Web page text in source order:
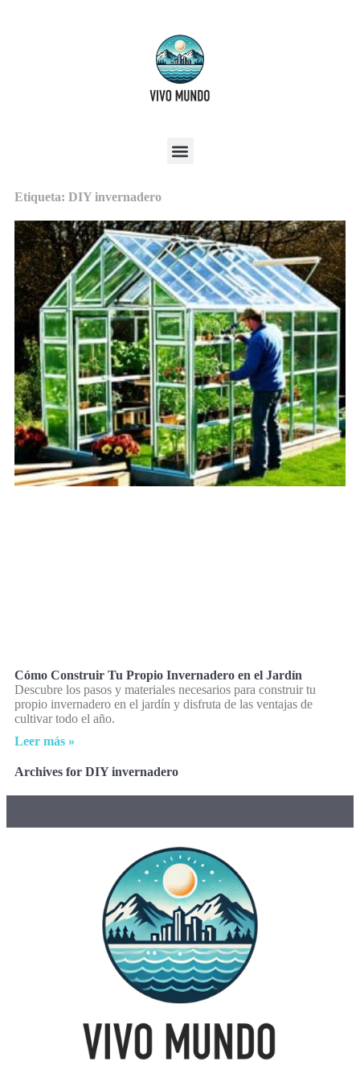
Etiqueta: DIY invernadero
Cómo Construir Tu Propio Invernadero en el Jardín
Descubre los pasos y materiales necesarios para construir tu
propio invernadero en el jardín y disfruta de las ventajas de
cultivar todo el año.
Leer más »
Archives for DIY invernadero